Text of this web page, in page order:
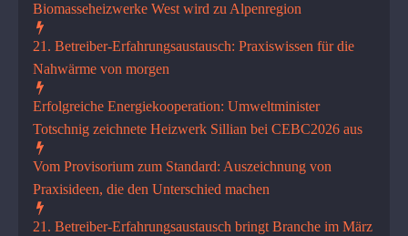
Biomasseheizwerke West wird zu Alpenregion
21. Betreiber-Erfahrungsaustausch: Praxiswissen für die
Nahwärme von morgen
Erfolgreiche Energiekooperati­on: Umweltminister
Totschnig zeichnete Heizwerk Sillian bei CEBC2026 aus
Vom Provisorium zum Standard: Auszeichnung von
Praxisideen, die den Unterschied machen
21. Betreiber-Erfahrungsaustausch bringt Branche im März